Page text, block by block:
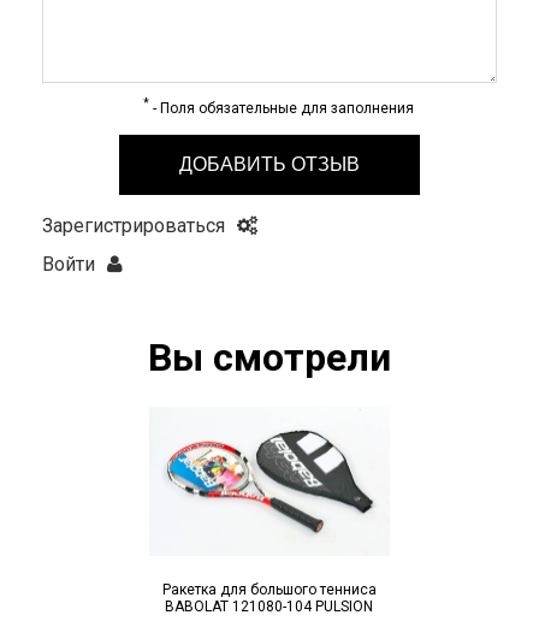
* - Поля обязательные для заполнения
ДОБАВИТЬ ОТЗЫВ
Зарегистрироваться
Войти
Вы смотрели
Ракетка для большого тенниса
BABOLAT 121080-104 PULSION